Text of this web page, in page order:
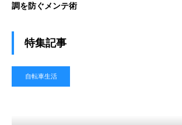
調を防ぐメンテ術
特集記事
自転車生活